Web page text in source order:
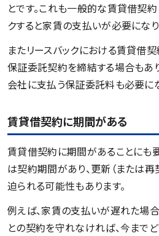
とです。これも一般的な賃貸借契約
クすると家賃の支払いが必要になり
またリースバックにおける賃貸借
保証委託契約を締結する場合もあ
会社に支払う保証委託料も必要に
賃貸借契約に期間がある
賃貸借契約に期間があることにも
は契約期間があり、更新（または
迫られる可能性もあります。
例えば、家賃の支払いが遅れた場
との契約を守れなければ、今まで